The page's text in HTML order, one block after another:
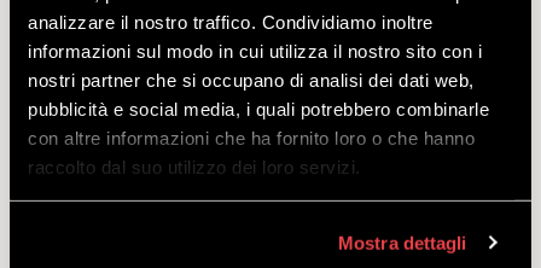
analizzare il nostro traffico. Condividiamo inoltre
informazioni sul modo in cui utilizza il nostro sito con i
nostri partner che si occupano di analisi dei dati web,
pubblicità e social media, i quali potrebbero combinarle
con altre informazioni che ha fornito loro o che hanno
raccolto dal suo utilizzo dei loro servizi.
Mostra dettagli
Corso Snowboard Freestyle Center.
Per 3, 4 o 5 persone.
a partire
da€145.00